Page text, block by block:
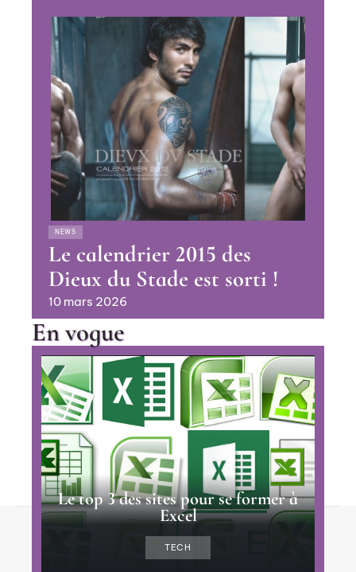
NEWS
Le calendrier 2015 des
Dieux du Stade est sorti !
10 mars 2026
En vogue
Le top 3 des sites pour se former à
Excel
TECH
© 2025 | apca-az.org